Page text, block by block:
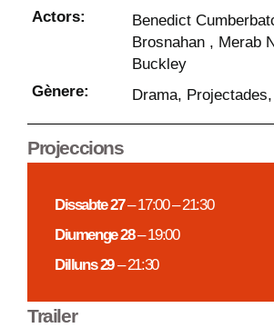
Actors:
Benedict
Brosnahan , Merab
Buckley
Gènere:
Drama, Projectades,
Projeccions
Dissabte 27– 17:00 – 21:30
Diumenge 28– 19:00
Dilluns 29– 21:30
Trailer